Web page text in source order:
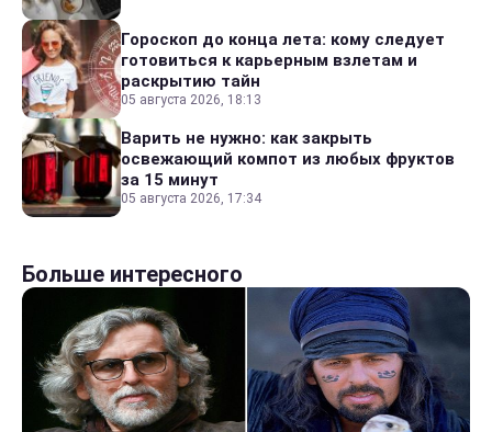
Гороскоп до конца лета: кому следует
готовиться к карьерным взлетам и
раскрытию тайн
05 августа 2026, 18:13
Варить не нужно: как закрыть
освежающий компот из любых фруктов
за 15 минут
05 августа 2026, 17:34
Больше интересного